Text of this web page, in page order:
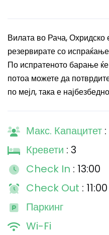
Вилата во Рача, Охридско
резервирате со
По испратеното барање
потоа можете да
по мејл, така е
Макс. Капацитет
Кревети : 3
Check In : 13:00
Check Out : 11:00
Паркинг
Wi-Fi